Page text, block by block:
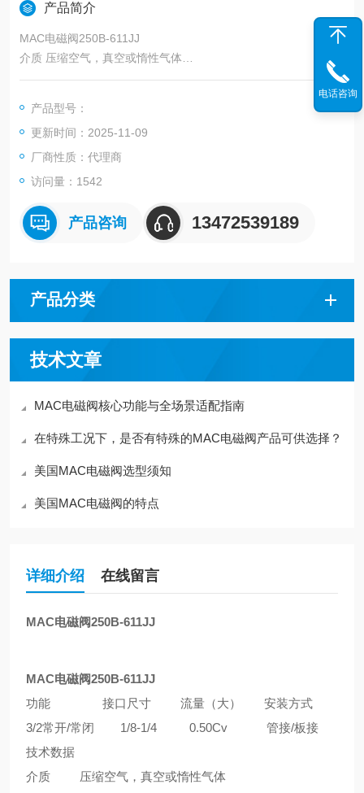
产品简介
MAC电磁阀250B-611JJ
介质 压缩空气，真空或惰性气体
压力范围 真空到150PSI
过滤要求 40U
温度范围 -18度到+50度
产品型号：
更新时间：2025-11-09
厂商性质：代理商
访问量：1542
产品咨询 13472539189
产品分类
技术文章
MAC电磁阀核心功能与全场景适配指南
在特殊工况下，是否有特殊的MAC电磁阀产品可供选择？
美国MAC电磁阀选型须知
美国MAC电磁阀的特点
详细介绍 在线留言
MAC电磁阀250B-611JJ
MAC电磁阀250B-611JJ
功能 接口尺寸 流量（大） 安装方式
3/2常开/常闭 1/8-1/4 0.50Cv 管接/板接
技术数据
介质 压缩空气，真空或惰性气体
电话咨询